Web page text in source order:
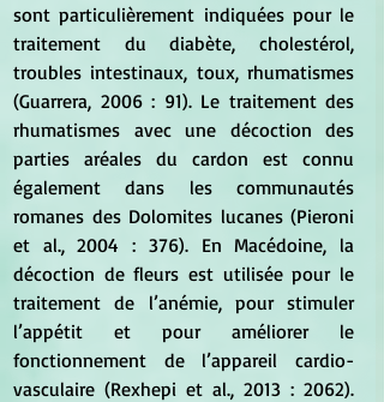
sont particulièrement indiquées pour le
traitement du diabète, cholestérol,
troubles intestinaux, toux, rhumatismes
(Guarrera, 2006 : 91). Le traitement des
rhumatismes avec une décoction des
parties aréales du cardon est connu
également dans les communautés
romanes des Dolomites lucanes (Pieroni
et al., 2004 : 376). En Macédoine, la
décoction de fleurs est utilisée pour le
traitement de l’anémie, pour stimuler
l’appétit et pour améliorer le
fonctionnement de l’appareil cardio-
vasculaire (Rexhepi et al., 2013 : 2062).